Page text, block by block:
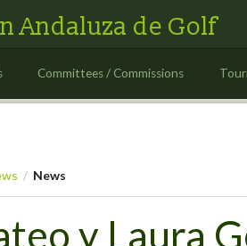
Andaluza de Golf
Committees / Commissions
/ News
y Laura